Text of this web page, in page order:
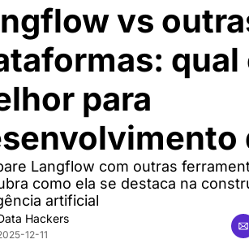
vs
qual
para
Langflow com outras
como ela se destaca na
artificial
Hackers
12-11